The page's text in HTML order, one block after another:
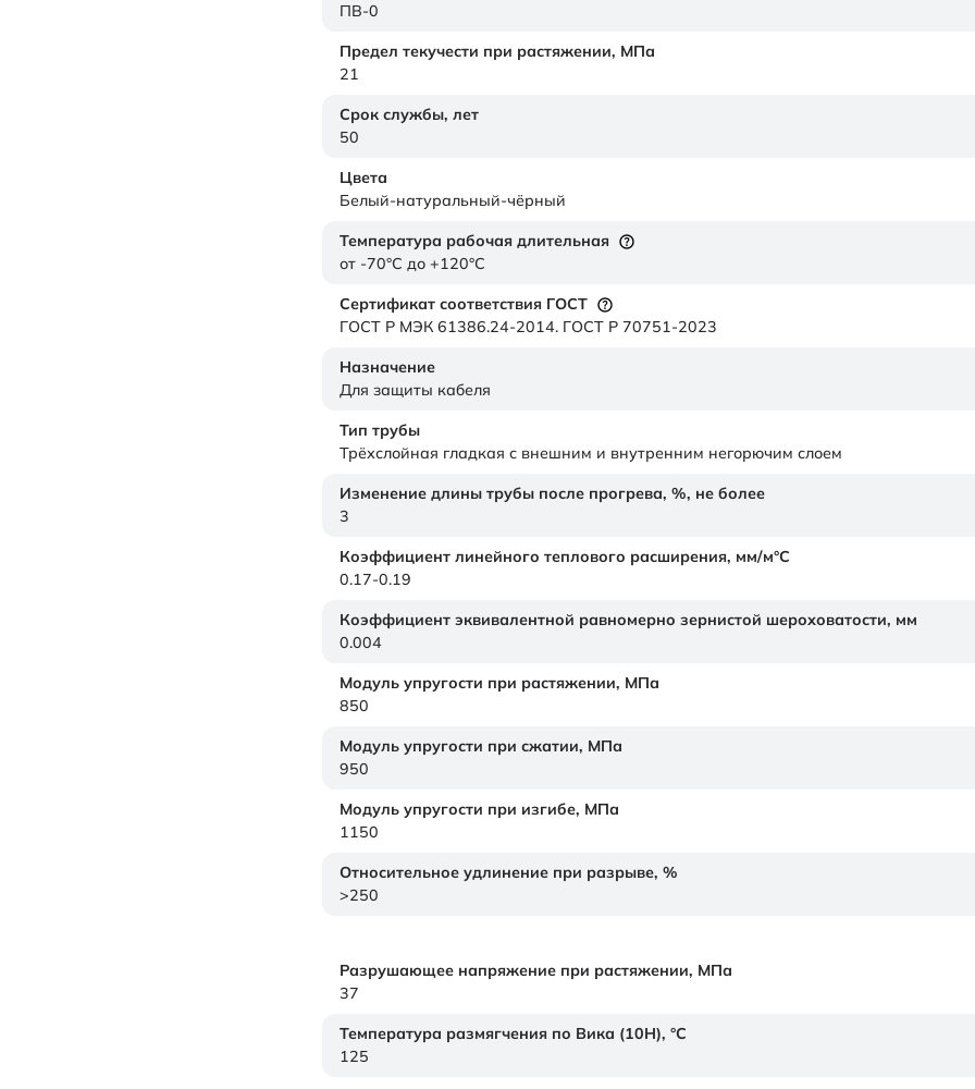
ПВ-0
Предел текучести при растяжении, МПа
21
Срок службы, лет
50
Цвета
Белый-натуральный-чёрный
Температура рабочая длительная
от -70°C до +120°C
Сертификат соответствия ГОСТ
ГОСТ Р МЭК 61386.24-2014. ГОСТ Р 70751-2023
Назначение
Для защиты кабеля
Тип трубы
Трёхслойная гладкая с внешним и внутренним негорючим слоем
Изменение длины трубы после прогрева, %, не более
3
Коэффициент линейного теплового расширения, мм/м°С
0.17-0.19
Коэффициент эквивалентной равномерно зернистой шероховатости, мм
0.004
Модуль упругости при растяжении, МПа
850
Модуль упругости при сжатии, МПа
950
Модуль упругости при изгибе, МПа
1150
Относительное удлинение при разрыве, %
>250
Разрушающее напряжение при растяжении, МПа
37
Температура размягчения по Вика (10Н), °C
125